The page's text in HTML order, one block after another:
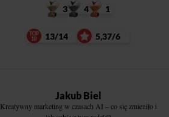
3 4 1
13/14 5,37/6
Jakub Biel
Kreatywny marketing w czasach AI – co się zmieniło i